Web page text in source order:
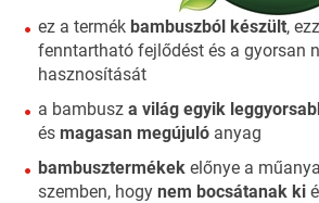
ez a termék bambuszból készült,
fenntartható fejlődést és a gyorsan
hasznosítását
a bambusz a világ egyik
és magasan megújuló anyag
bambusztermékek előnye a
szemben, hogy nem bocsátanak ki